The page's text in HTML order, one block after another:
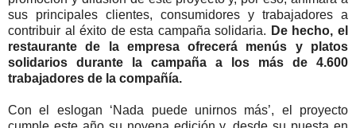
sus principales clientes, consumidores y trabajadores a
contribuir al éxito de esta campaña solidaria. De hecho, el
restaurante de la empresa ofrecerá menús y platos
solidarios durante la campaña a los más de 4.600
trabajadores de la compañía.
Con el eslogan ‘Nada puede unirnos más’, el proyecto